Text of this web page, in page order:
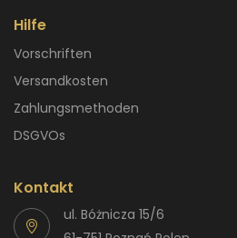
Hilfe
Vorschriften
Versandkosten
Zahlungsmethoden
DSGVOs
Kontakt
ul. Bóżnicza 15/6